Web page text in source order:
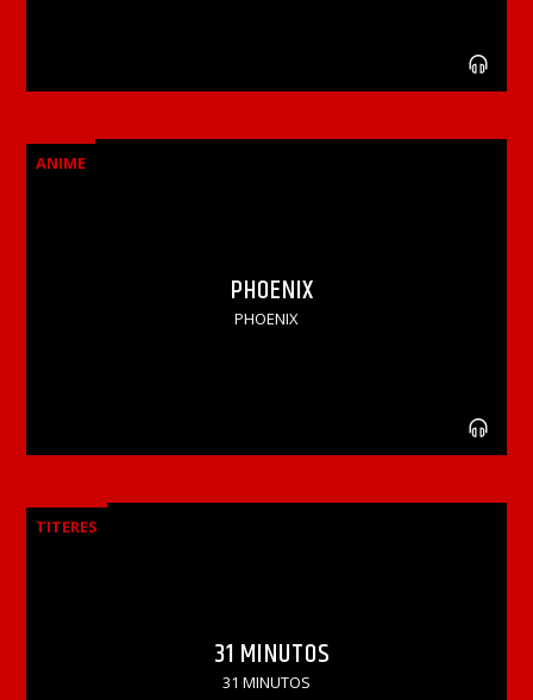
ANIME
PHOENIX
PHOENIX
TITERES
31 MINUTOS
31 MINUTOS